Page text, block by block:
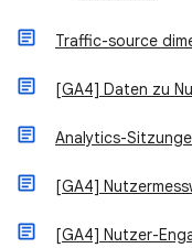
Traffic-source
[GA4] Daten zu
Analytics-
[GA4]
[GA4] Nutzer-